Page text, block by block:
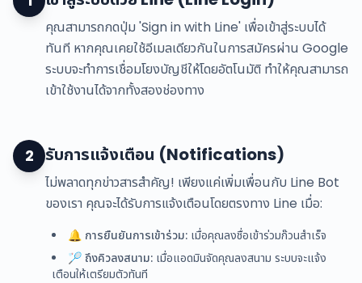
คุณสามารถกดปุ่ม 'Sign in with Line' เพื่อเข้าสู่ระบบได้
ทันที หากคุณเคยใช้อีเมลเดียวกันในการสมัครผ่าน Google
ระบบจะทำการเชื่อมโยงบัญชีให้โดยอัตโนมัติ ทำให้คุณสามารถ
เข้าใช้งานได้จากทั้งสองช่องทาง
2 รับการแจ้งเตือน (Notifications)
ไม่พลาดทุกข่าวสารสำคัญ! เพียงแค่เพิ่มเพื่อนกับ Line Bot
ของเรา คุณจะได้รับการแจ้งเตือนโดยตรงทาง Line เมื่อ:
🔔 การยืนยันการเข้าร่วม: เมื่อคุณลงชื่อเข้าร่วมก๊วนสำเร็จ
🏸 ถึงคิวลงสนาม: เมื่อแอดมินจัดคุณลงสนาม ระบบจะแจ้ง
เตือนให้เตรียมตัวทันที